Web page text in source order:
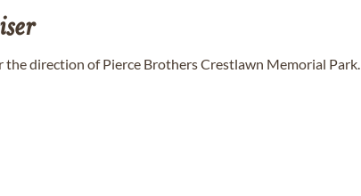
the direction of Pierce Brothers Crestlawn Memorial Park.